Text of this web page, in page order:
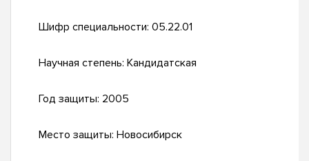
Шифр специальности: 05.22.01
Научная степень: Кандидатская
Год защиты: 2005
Место защиты: Новосибирск